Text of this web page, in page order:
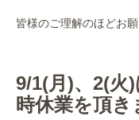
皆様のご理解のほどお願
9/1(月)、2(火
時休業を頂き